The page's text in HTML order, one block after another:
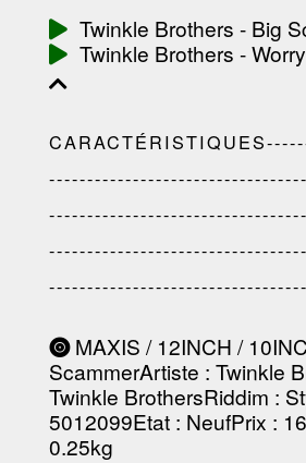
Twinkle Brothers - Big
Twinkle Brothers -
----------------------------------
MAXIS / 12INCH /
ScammerArtiste : Twinkle
Twinkle BrothersRiddim :
5012099Etat: NeufPrix :
0.25kg